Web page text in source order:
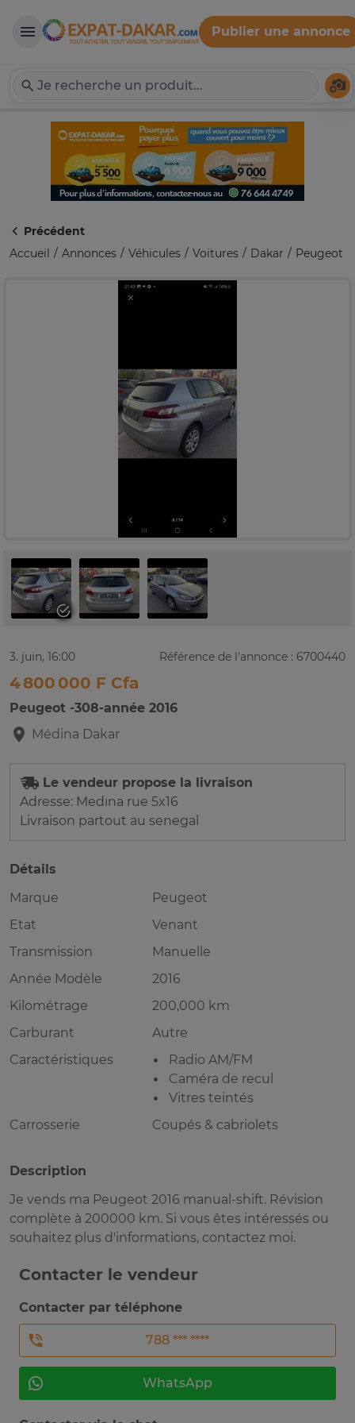
Expat-Dakar
Publier une annonce
Précédent
Accueil
Annonces Véhicules Voitures Dakar Peugeot
3. juin, 16:00 Référence de l'annonce : 6700440
4 800 000 F Cfa
Peugeot -308-année 2016
Médina Dakar
Le vendeur propose la livraison
Adresse: Medına rue 5x16
Livraison partout au senegal
Détails
Marque
Peugeot
Etat
Venant
Transmission
Manuelle
Année Modèle
2016
Kilométrage
200,000 km
Carburant
Autre
Caractéristiques
Radio AM/FM
Caméra de recul
Vitres teintés
Carrosserie
Coupés & cabriolets
Description
Je vends ma Peugeot 2016 manual-shift. Révision
complète à 200000 km. Si vous êtes intéressés ou
souhaitez plus d'informations, contactez moi.
Contacter le vendeur
Contacter par téléphone
788 *** ****
WhatsApp